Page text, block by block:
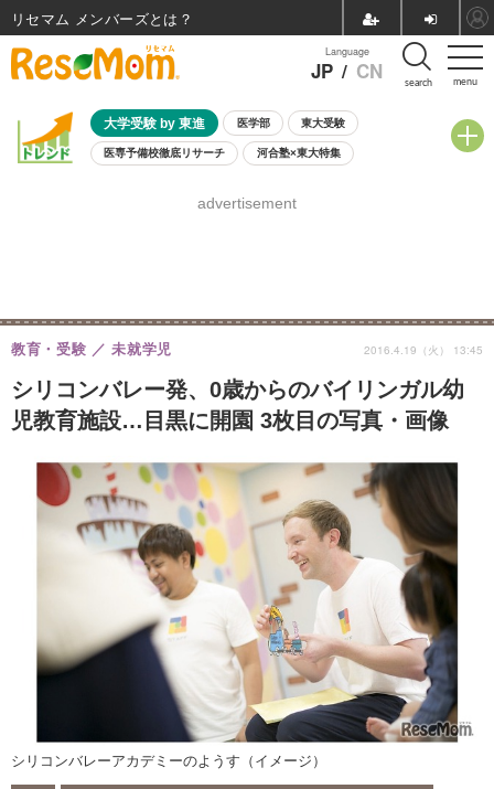
menu
Language
JP / CN search
大学受験 by 東進 医学部 東大受験
医専予備校徹底リサーチ 河合塾×東大特集
8月開催学校説明会・相談会
advertisement
シリコンバレー発、0歳からのバイリンガル幼
児教育施設…目黒に開園 3枚目の写真・画像
教育・受験 未就学児 2016.4.19（火） 13:45
シリコンバレーアカデミーのようす（イメージ）
リセマム メンバーズ